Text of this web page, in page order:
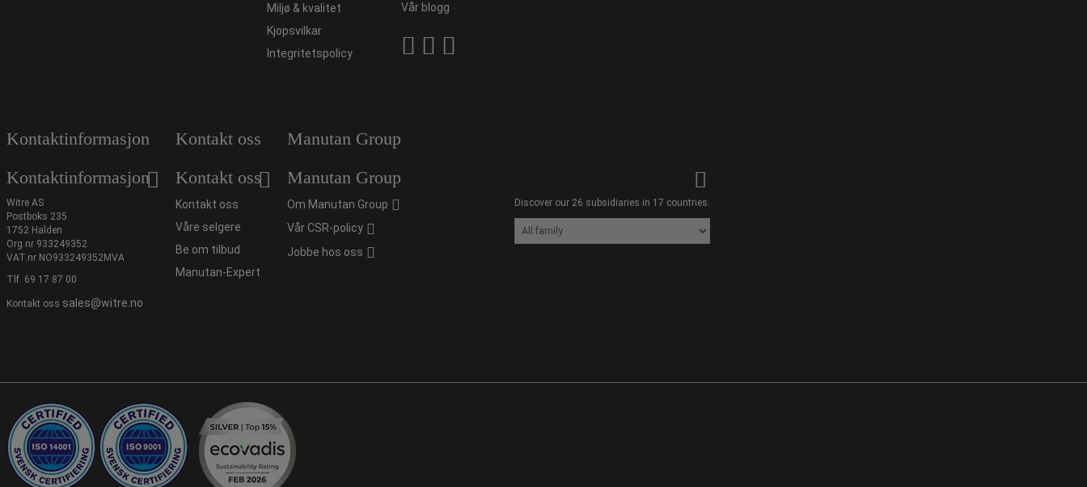
Miljø & kvalitet
Kjopsvilkar
Integritetspolicy
Vår blogg
Kontaktinformasjon
Kontaktinformasjon
Witre AS
Postboks 235
1752 Halden
Org.nr 933249352
VAT.nr NO933249352MVA
Tlf. 69 17 87 00
Kontakt oss sales@witre.no
Kontakt oss
Kontakt oss
Kontakt oss
Våre selgere
Be om tilbud
Manutan-Expert
Manutan Group
Manutan Group
Om Manutan Group
Vår CSR-policy
Jobbe hos oss
Discover our 26 subsidiaries in 17 countries.